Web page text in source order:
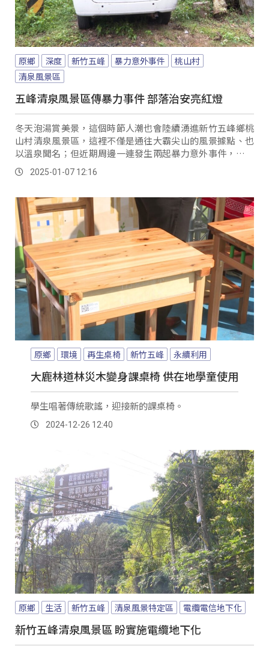
原鄉 深度 新竹五峰 暴力意外事件
桃山村
清泉風景區
五峰清泉風景區傳暴力事件 部落治安亮紅燈
冬天泡湯賞美景，這個時節人潮也會陸續湧進新竹五峰鄉桃
山村清泉風景區，這裡不僅是通往大霸尖山的風景據點、也
以溫泉聞名；但近期周邊一連發生兩起暴力意外事件，讓部
落很不平靜。
2025-01-07 12:16
原鄉 環境 再生桌椅 新竹五峰 永續利用
大鹿林道林災木變身課桌椅 供在地學童使用
學生唱著傳統歌謠，迎接新的課桌椅。
2024-12-26 12:40
原鄉 生活 新竹五峰 清泉風景特定區 電纜電信地下化
新竹五峰清泉風景區 盼實施電纜地下化